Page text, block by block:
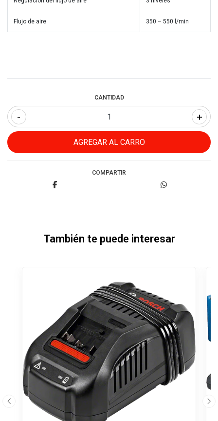
Flujo de aire 350 – 550 l/min
CANTIDAD
+
-
COMPARTIR
También te puede interesar